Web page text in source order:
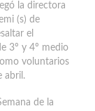
la directora
(s) de
el
3º y 4º medio
voluntarios
abril.
de la